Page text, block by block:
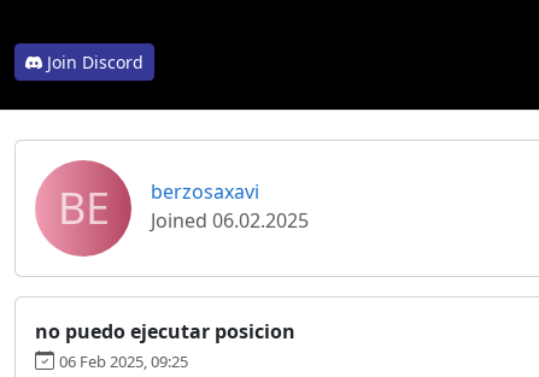
Join Discord
BE
berzosaxavi
Joined 06.02.2025
no puedo ejecutar posicion
06 Feb 2025, 09:25